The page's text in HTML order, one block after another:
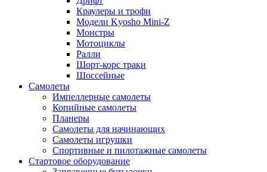
Краулеры и трофи
Модели Kyosho Mini-Z
Монстры
Мотоциклы
Ралли
Шорт-корс траки
Шоссейные
Самолеты
Импеллерные самолеты
Копийные самолеты
Планеры
Самолеты для начинающих
Самолеты игрушки
Спортивные и пилотажные самолеты
Стартовое оборудование